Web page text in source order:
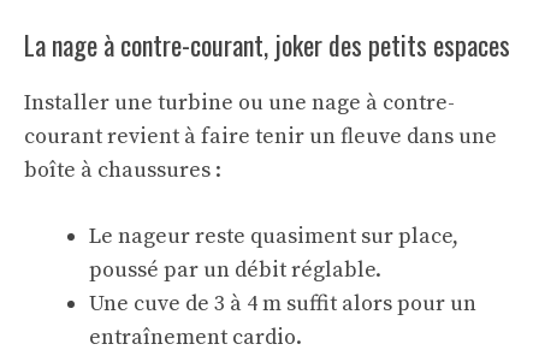
La nage à contre-courant, joker des petits espaces
Installer une turbine ou une nage à contre-
courant revient à faire tenir un fleuve dans une
boîte à chaussures :
Le nageur reste quasiment sur place,
poussé par un débit réglable.
Une cuve de 3 à 4 m suffit alors pour un
entraînement cardio.